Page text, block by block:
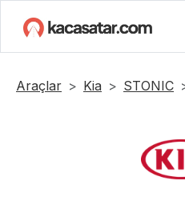
Araçlar Kia STONIC